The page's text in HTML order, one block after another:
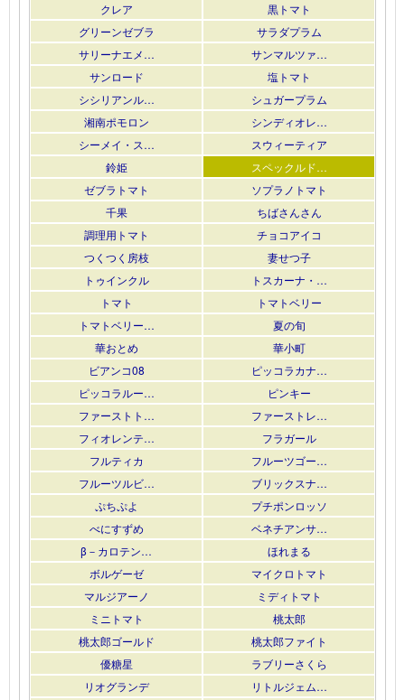
クレア
黒トマト
グリーンゼブラ
サラダプラム
サリーナエメ…
サンマルツァ…
サンロード
塩トマト
シシリアンル…
シュガープラム
湘南ポモロン
シンディオレ…
シーメイ・ス…
スウィーティア
鈴姫
スペックルド…
ゼブラトマト
ソプラノトマト
千果
ちばさんさん
調理用トマト
チョコアイコ
つくつく房枝
妻せつ子
トゥインクル
トスカーナ・…
トマト
トマトベリー
トマトベリー…
夏の旬
華おとめ
華小町
ビアンコ08
ピッコラカナ…
ピッコラルー…
ピンキー
ファーストト…
ファーストレ…
フィオレンテ…
フラガール
フルティカ
フルーツゴー…
フルーツルビ…
ブリックスナ…
ぷちぷよ
プチポンロッソ
べにすずめ
ベネチアンサ…
β－カロテン…
ほれまる
ボルゲーゼ
マイクロトマト
マルジアーノ
ミディトマト
ミニトマト
桃太郎
桃太郎ゴールド
桃太郎ファイト
優糖星
ラブリーさくら
リオグランデ
リトルジェム…